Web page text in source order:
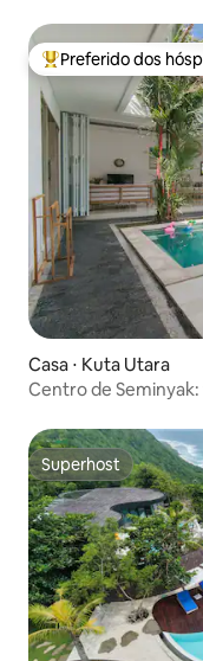
Entre os melhores
Preferido dos
Casa ⋅ Kuta Utara
Centro de
Superhost
Superhost